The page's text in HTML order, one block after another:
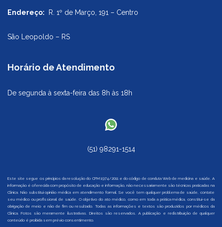
Endereço: R. 1º de Março, 191 – Centro
São Leopoldo – RS
Horário de Atendimento
De segunda à sexta-feira das 8h às 18h
(51) 98291-1514
Este site segue os princípios da resolução do CFM 1974/2011 e do código de conduta Web de medicina e saúde. A
informação é oferecida com propósito de educação e informação, não necessariamente são técnicas praticadas na
Clínica. Não substitui opinião médica em atendimento formal. Se você tem qualquer problema de saúde, contate
seu médico ou profissional de saúde. O objetivo do ato médico, como em toda a prática médica, constitui-se da
obrigação de meio e não de fim ou resultado. Todas as informações e textos são produzidos por médicos da
Clínica. Fotos são meramente ilustrativas. Direitos são reservados. A publicação e redistribuição de qualquer
conteúdo é proibida sem prévio consentimento.